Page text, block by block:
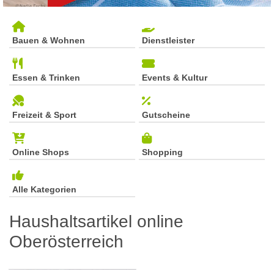
Bauen & Wohnen Dienstleister
Essen & Trinken Events & Kultur
Freizeit & Sport Gutscheine
Online Shops Shopping
Alle Kategorien
Haushaltsartikel online
Oberösterreich